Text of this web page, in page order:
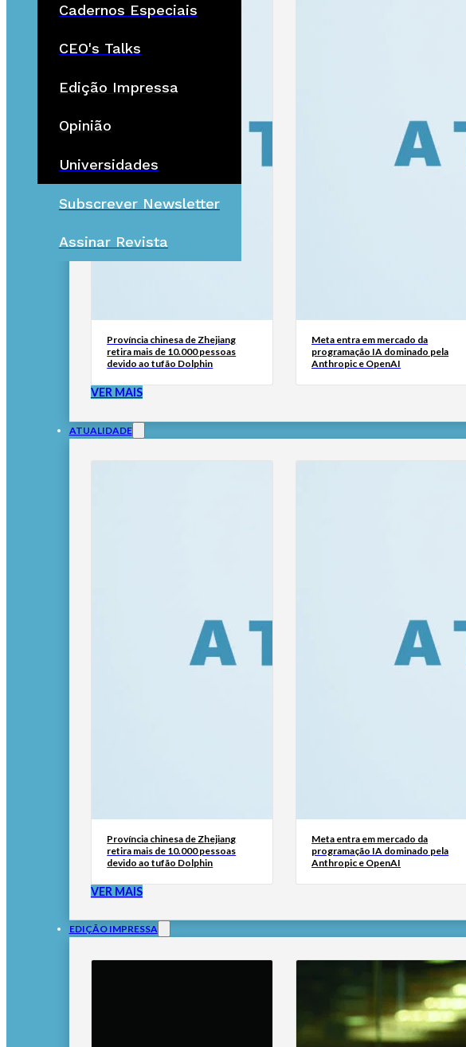
Cadernos Especiais
CEO's Talks
Edição Impressa
Opinião
Universidades
Subscrever Newsletter
Assinar Revista
Província chinesa de Zhejiang
retira mais de 10.000 pessoas
devido ao tufão Dolphin
Meta entra em mercado da
programação IA dominado pela
Anthropic e OpenAI
VER MAIS
ATUALIDADE
Província chinesa de Zhejiang
retira mais de 10.000 pessoas
devido ao tufão Dolphin
Meta entra em mercado da
programação IA dominado pela
Anthropic e OpenAI
VER MAIS
EDIÇÃO IMPRESSA